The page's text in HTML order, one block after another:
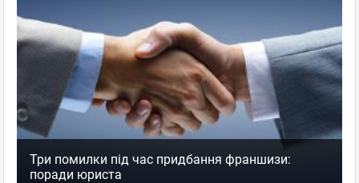
Три помилки під час придбання франшизи:
поради юриста